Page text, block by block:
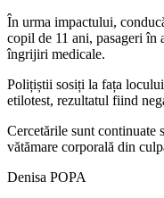
În urma impactului,
copil de 11 ani, pasageri în
îngrijiri medicale.
Polițiștii sosiți la fața
etilotest, rezultatul fiind
Cercetările sunt continuate
vătămare corporală din
Denisa POPA